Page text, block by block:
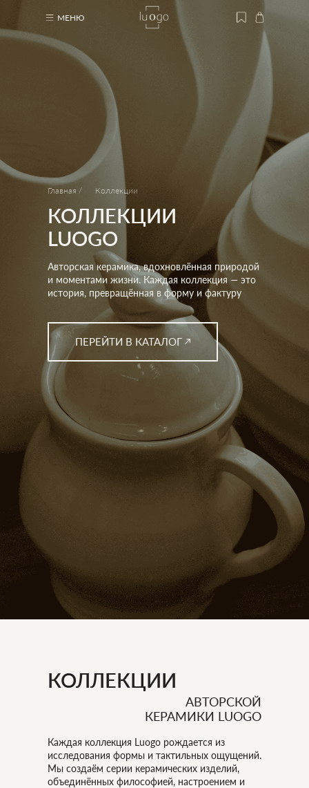
МЕНЮ
МЕНЮ
Авторская керамика, вдохновлённая природой
и моментами жизни. Каждая коллекция — это
история, превращённая в форму и фактуру
КОЛЛЕКЦИИ
LUOGO
Главная / Коллекции
ПЕРЕЙТИ В КАТАЛОГ
КОЛЛЕКЦИИ
Каждая коллекция Luogo рождается из
исследования формы и тактильных ощущений.
Мы создаём серии керамических изделий,
объединённых философией, настроением и
АВТОРСКОЙ
КЕРАМИКИ LUOGO